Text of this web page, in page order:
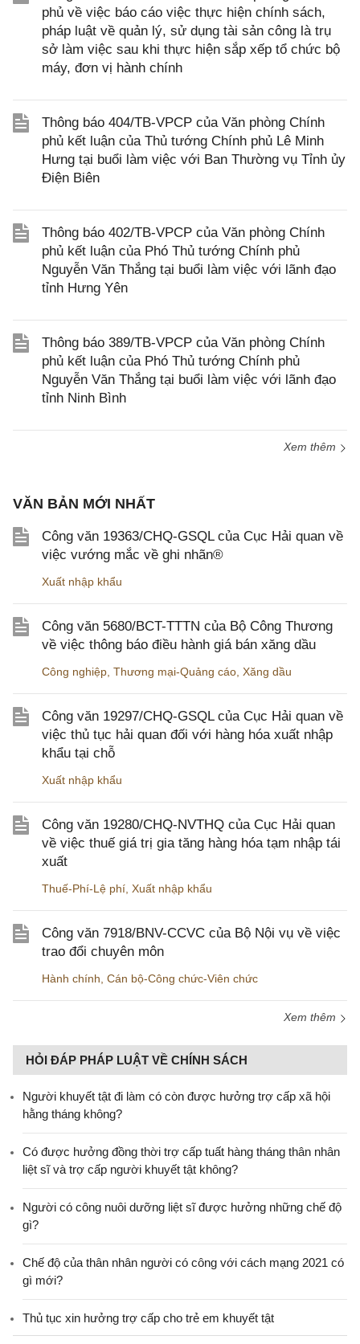
phủ về việc báo cáo việc thực hiện chính sách,
pháp luật về quản lý, sử dụng tài sản công là trụ
sở làm việc sau khi thực hiện sắp xếp tổ chức bộ
máy, đơn vị hành chính
Thông báo 404/TB-VPCP của Văn phòng Chính
phủ kết luận của Thủ tướng Chính phủ Lê Minh
Hưng tại buổi làm việc với Ban Thường vụ Tỉnh ủy
Điện Biên
Thông báo 402/TB-VPCP của Văn phòng Chính
phủ kết luận của Phó Thủ tướng Chính phủ
Nguyễn Văn Thắng tại buổi làm việc với lãnh đạo
tỉnh Hưng Yên
Thông báo 389/TB-VPCP của Văn phòng Chính
phủ kết luận của Phó Thủ tướng Chính phủ
Nguyễn Văn Thắng tại buổi làm việc với lãnh đạo
tỉnh Ninh Bình
Xem thêm
VĂN BẢN MỚI NHẤT
Công văn 19363/CHQ-GSQL của Cục Hải quan về
việc vướng mắc về ghi nhãn®
Xuất nhập khẩu
Công văn 5680/BCT-TTTN của Bộ Công Thương
về việc thông báo điều hành giá bán xăng dầu
Công nghiệp, Thương mại-Quảng cáo, Xăng dầu
Công văn 19297/CHQ-GSQL của Cục Hải quan về
việc thủ tục hải quan đối với hàng hóa xuất nhập
khẩu tại chỗ
Xuất nhập khẩu
Công văn 19280/CHQ-NVTHQ của Cục Hải quan
về việc thuế giá trị gia tăng hàng hóa tạm nhập tái
xuất
Thuế-Phí-Lệ phí, Xuất nhập khẩu
Công văn 7918/BNV-CCVC của Bộ Nội vụ về việc
trao đổi chuyên môn
Hành chính, Cán bộ-Công chức-Viên chức
Xem thêm
HỎI ĐÁP PHÁP LUẬT VỀ CHÍNH SÁCH
Người khuyết tật đi làm có còn được hưởng trợ cấp xã hội
hằng tháng không?
​Có được hưởng đồng thời trợ cấp tuất hàng tháng thân nhân
liệt sĩ và trợ cấp người khuyết tật không?
Người có công nuôi dưỡng liệt sĩ được hưởng những chế độ
gì?
Chế độ của thân nhân người có công với cách mạng 2021 có
gì mới?
Thủ tục xin hưởng trợ cấp cho trẻ em khuyết tật